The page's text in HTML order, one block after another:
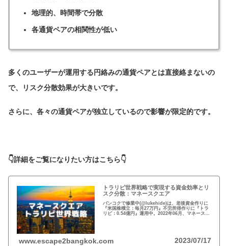
地理的、時間帯で分散
各通貨ペアの相関性が低い
多くのユーザーが運用する円絡みの通貨ペアとは直接絡まないの
で、リスク分散効果が大きいです。
さらに、各々の通貨ペアが独立しているので影響が限定的です。
👇詳細をご覧になりたい方はこちら👇
トラリピ世界戦略で実現する資金効率とリ
スク分散：マネースクエア
バンコクで修業中(@lukehide)は、老後資金作りに
『米国株積立：毎月27万円』不労所得作りに『トラ
リピ：0.54億円』運用中。2022年06月、マネースク
www.escape2bangkok.com 2023/07/17